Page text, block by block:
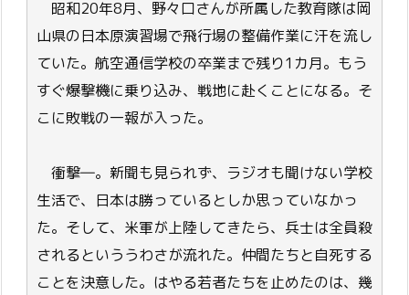
昭和20年8月、野々口さんが所属した教育隊は岡
山県の日本原演習場で飛行場の整備作業に汗を流し
ていた。航空通信学校の卒業まで残り1カ月。もう
すぐ爆撃機に乗り込み、戦地に赴くことになる。そ
こに敗戦の一報が入った。
衝撃―。新聞も見られず、ラジオも聞けない学校
生活で、日本は勝っているとしか思っていなかっ
た。そして、米軍が上陸してきたら、兵士は全員殺
されるといううわさが流れた。仲間たちと自死する
ことを決意した。はやる若者たちを止めたのは、幾